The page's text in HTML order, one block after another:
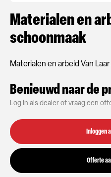
Materialen en
schoonmaak
Materialen en arbeid Van
Benieuwd naar de
Log in als dealer of vraag een
Inloggen
Offerte